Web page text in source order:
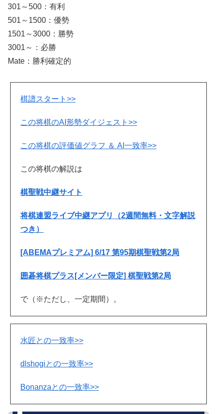
301～500：有利
501～1500：優勢
1501～3000：勝勢
3001～：必勝
Mate：勝利確定的
棋譜スタート>>
この将棋のAI形勢ダイジェスト>>
この将棋の評価値グラフ ＆ AI一致率>>
この将棋の解説は
棋聖戦中継サイト
将棋連盟ライブ中継アプリ（2週間無料・文字解説
つき）
[ABEMAプレミアム] 6/17 第95期棋聖戦第2局
囲碁将棋プラス[メンバー限定] 棋聖戦第2局
で（※ただし、一定期間）。
水匠との一致率>>
dlshogiとの一致率>>
Bonanzaとの一致率>>